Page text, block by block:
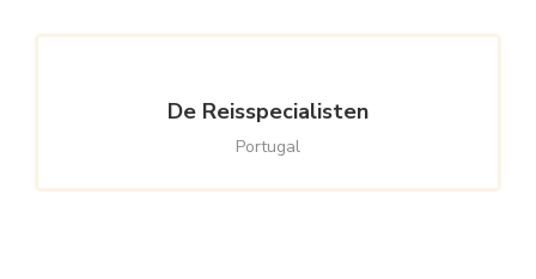
De Reisspecialisten
Portugal